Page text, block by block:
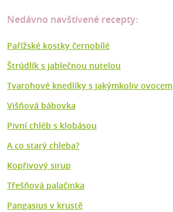
Nedávno navštívené recepty:
Pařížské kostky černobílé
Štrúdlík s jablečnou nutelou
Tvarohové knedlíky s jakýmkoliv ovocem
Višňová bábovka
Pivní chléb s klobásou
A co starý chleba?
Kopřivový sirup
Třešňová palačinka
Pangasius v krustě